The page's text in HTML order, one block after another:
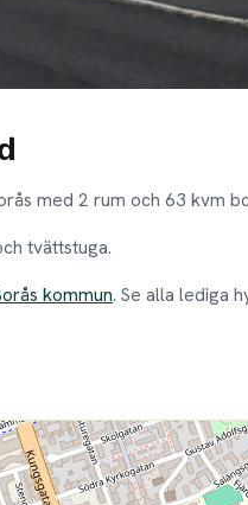
med 2 rum och 63 kvm
tvättstuga.
kommun. Se alla lediga